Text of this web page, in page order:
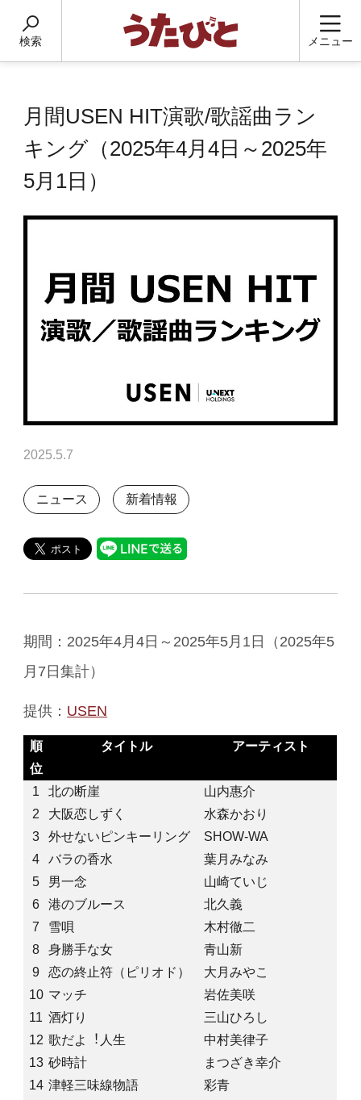
検索 メニュー
月間USEN HIT演歌/歌謡曲ラン
キング（2025年4月4日～2025年
5月1日）
2025.5.7
ニュース 新着情報
期間：2025年4月4日～2025年5月1日（2025年5
月7日集計）
提供： USEN
順
位
タイトル アーティスト
1 北の断崖
山内惠介
2
大阪恋しずく
水森かおり
3
外せないピンキーリング
SHOW-WA
4
バラの香水
葉月みなみ
5
男一念
山崎ていじ
6
港のブルース
北久義
7
雪唄
木村徹二
8
身勝手な女
青山新
9
恋の終止符（ピリオド）
大月みやこ
10 マッチ
岩佐美咲
11 酒灯り
三山ひろし
12 歌だよ︕人生
中村美律子
13 砂時計
まつざき幸介
14 津軽三味線物語
彩青